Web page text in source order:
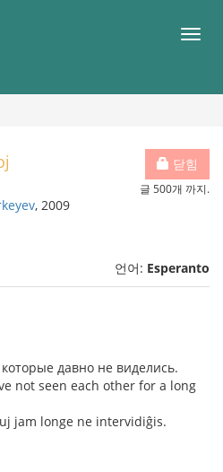
메
닫힘
글 500개 까지.
, 2009
언어: Esperanto
давно не виделись.
not seen each other for a long
jam longe ne intervidiĝis.